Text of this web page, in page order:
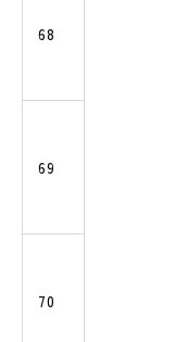
68
69
70